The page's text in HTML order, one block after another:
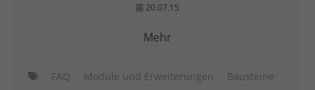
20.07.15
Mehr
FAQ Module und Erweiterungen
Bausteine